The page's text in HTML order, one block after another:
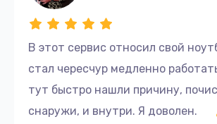
В этот сервис относил свой
стал чересчур медленно
тут быстро нашли причину,
снаружи, и внутри. Я доволен.